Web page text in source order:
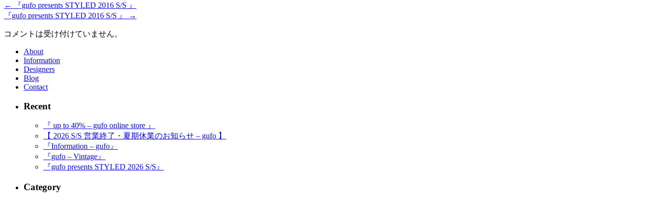
←
『gufo presents STYLED 2016 S/S 』
『gufo presents STYLED 2016 S/S 』
→
コメントは受け付けていません。
About
Information
Designers
Blog
Contact
Recent
『 up to 40% – gufo online store 』
【 2026 S/S 営業終了・夏期休業のお知らせ – gufo 】
『Information – gufo』
『gufo – Vintage』
『gufo presents STYLED 2026 S/S』
Category